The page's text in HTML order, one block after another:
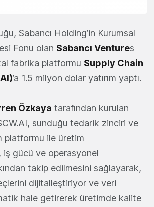
Sabancı Holding’in Kurumsal
Fonu olan Sabancı Ventures
fabrika platformu Supply Chain
’a 1.5 milyon dolar yatırım yaptı.
Özkaya tarafından kurulan
sunduğu tedarik zinciri ve
platformu ile üretim
iş gücü ve operasyonel
takip edilmesini sağlayarak,
dijitalleştiriyor ve veri
hale getirerek üretimde kalite